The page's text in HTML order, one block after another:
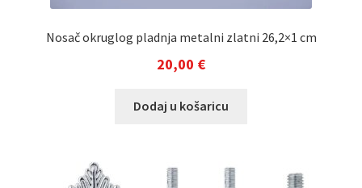
Nosač okruglog pladnja metalni zlatni 26,2×1 cm
20,00 €
Dodaj u košaricu